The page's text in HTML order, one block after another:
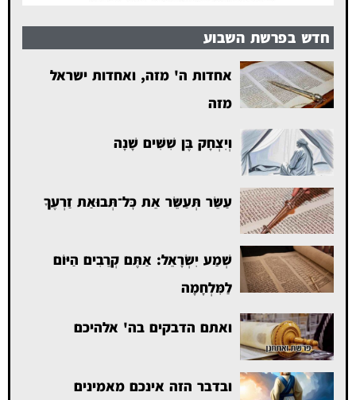
חדש בפרשת השבוע
אחדות ה' מזה, ואחדות ישראל
מזה
וְיִצְחָק בֶּן שִׁשִּׁים שָׁנָה
עַשֵּׂר תְּעַשֵּׂר אֵת כׇּל־תְּבוּאַת זַרְעֶךָ
שְׁמַע יִשְׂרָאֵל: אַתֶּם קְרֵבִים הַיּוֹם
לַמִּלְחָמָה
ואתם הדבקים בה' אלהיכם
ובדבר הזה אינכם מאמינים